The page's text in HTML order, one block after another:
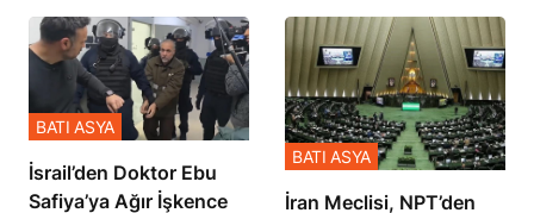
İsrail’den Doktor Ebu
Safiya’ya Ağır İşkence
BATI ASYA
İran Meclisi, NPT’den
BATI ASYA